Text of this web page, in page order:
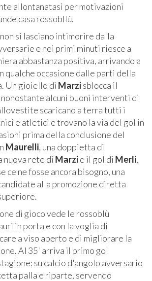
allontanatasi per motivazioni
casa rossobllù.
si lasciano intimorire dalla
e nei primi minuti riesce a
abbastanza positiva, arrivando a
qualche occasione dalle parti della
Un gioiello di Marzisblocca il
alcuni buoni interventi di
scaricano a terra tutti i
e atletici e trovano la via del gol in
prima della conclusione del
Maurelli, una doppietta di
nuova rete di Marzie il gol di Merli,
ce ne fosse ancora bisogno, una
alla promozione diretta
di gioco vede le rossoblù
in porta e con la voglia di
a viso aperto e di migliorare la
Al 35' arriva il primo gol
su calcio d'angolo avversario
palla e riparte, servendo